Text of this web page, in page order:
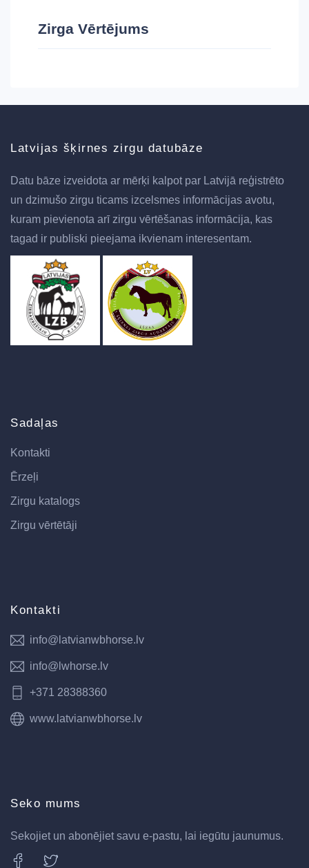
Zirga Vērtējums
Latvijas šķirnes zirgu datubāze
Datu bāze izveidota ar mērķi kalpot par Latvijā reģistrēto
un dzimušo zirgu ticams izcelsmes informācijas avotu,
kuram pievienota arī zirgu vērtēšanas informācija, kas
tagad ir publiski pieejama ikvienam interesentam.
Sadaļas
Kontakti
Ērzeļi
Zirgu katalogs
Zirgu vērtētāji
Kontakti
info@latvianwbhorse.lv
info@lwhorse.lv
+371 28388360
www.latvianwbhorse.lv
Seko mums
Sekojiet un abonējiet savu e-pastu, lai iegūtu jaunumus.